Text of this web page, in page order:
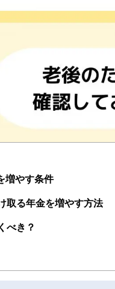
増やす条件
取る年金を増やす方法
べき？